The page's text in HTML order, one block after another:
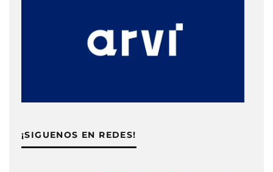
¡SIGUENOS EN REDES!